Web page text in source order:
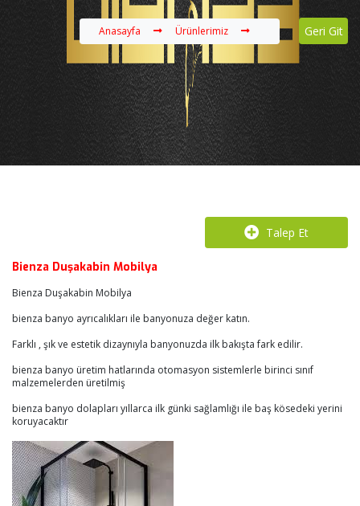
Anasayfa Ürünlerimiz Bienza Duşakabin
Geri Git
Talep Et
Bienza Duşakabin Mobilya
Bienza Duşakabin Mobilya
bienza banyo ayrıcalıkları ile banyonuza değer katın.
Farklı , şık ve estetik dizaynıyla banyonuzda ilk bakışta fark edilir.
bienza banyo üretim hatlarında otomasyon sistemlerle birinci sınıf
malzemelerden üretilmiş
bienza banyo dolapları yıllarca ilk günki sağlamlığı ile baş kösedeki yerini
koruyacaktır